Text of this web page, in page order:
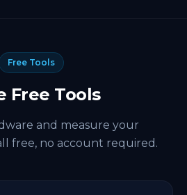
Free Tools
Free Tools
and measure your
free, no account required.